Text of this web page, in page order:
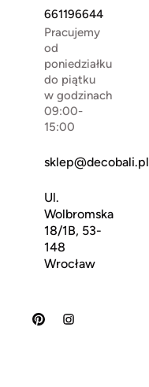
661196644
Pracujemy
od
poniedziałku
do piątku
w godzinach
09:00-
15:00
sklep@decobali.pl
Ul.
Wolbromska
18/1B, 53-
148
Wrocław